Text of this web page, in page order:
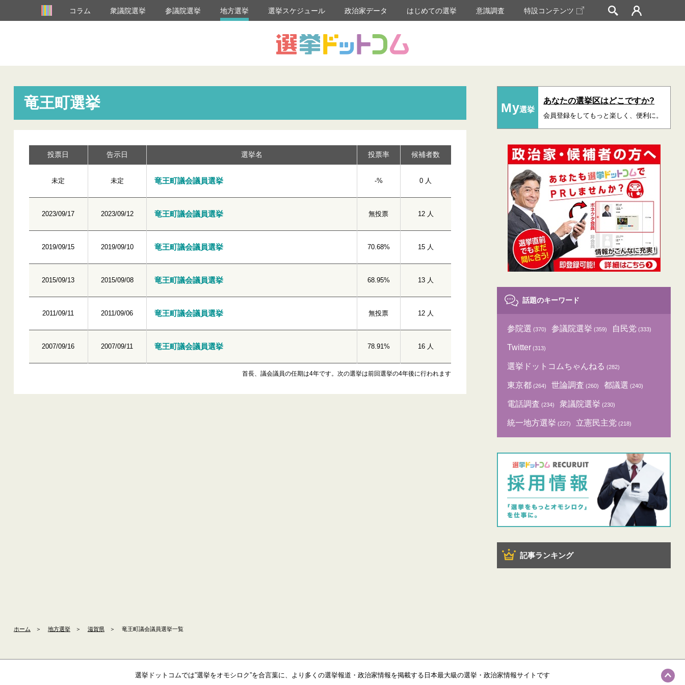
コラム 衆議院選挙 参議院選挙 地方選挙 選挙スケジュール 政治家データ はじめての選挙 意識調査 特設コンテンツ
竜王町選挙
投票日 告示日 選挙名 投票率 候補者数
未定 未定 竜王町議会議員選挙 -% 0 人
2023/09/17 2023/09/12 竜王町議会議員選挙 無投票 12 人
2019/09/15 2019/09/10 竜王町議会議員選挙 70.68% 15 人
2015/09/13 2015/09/08 竜王町議会議員選挙 68.95% 13 人
2011/09/11 2011/09/06 竜王町議会議員選挙 無投票 12 人
2007/09/16 2007/09/11 竜王町議会議員選挙 78.91% 16 人
首長、議会議員の任期は4年です。次の選挙は前回選挙の4年後に行われます
My選挙
あなたの選挙区はどこですか?
会員登録をしてもっと楽しく、便利に。
話題のキーワード
参院選 (370) 参議院選挙 (359) 自民党 (333)
Twitter (313)
選挙ドットコムちゃんねる (282)
東京都 (264) 世論調査 (260) 都議選 (240)
電話調査 (234) 衆議院選挙 (230)
統一地方選挙 (227) 立憲民主党 (218)
記事ランキング
ホーム ＞ 地方選挙 ＞ 滋賀県 ＞ 竜王町議会議員選挙一覧
選挙ドットコムでは”選挙をオモシロク”を合言葉に、より多くの選挙報道・政治家情報を掲載する日本最大級の選挙・政治家情報サイトです